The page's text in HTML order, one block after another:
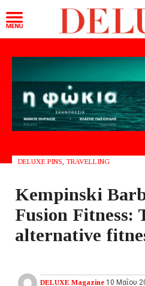
DELUXE PINS TRAVELLING
Kempinski
Fusion Fitness:
alternative
DELUXE Magazine 10 Μαΐου